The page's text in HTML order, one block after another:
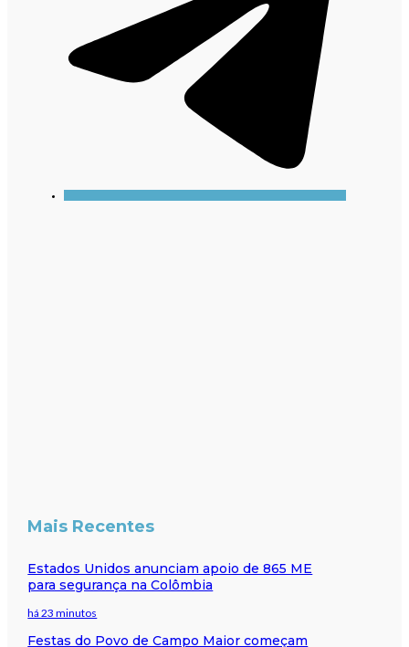
Mais Recentes
Estados Unidos anunciam apoio de 865 ME
para segurança na Colômbia
há 23 minutos
Festas do Povo de Campo Maior começam